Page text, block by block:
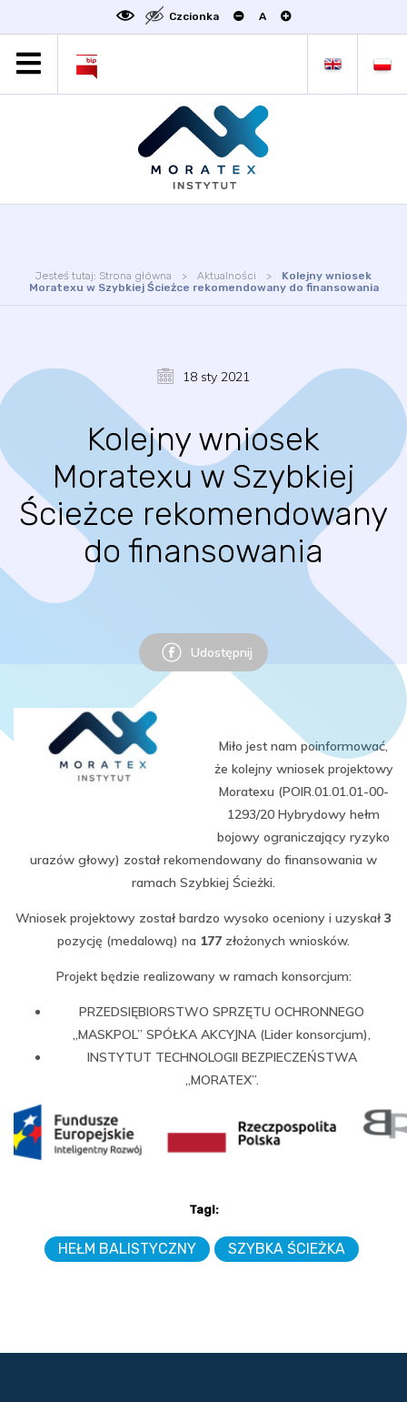
Czcionka A
SCIENCE4BUSINESS
Jesteś tutaj: Strona główna Aktualności
Kolejny wniosek
Moratexu w Szybkiej Ścieżce rekomendowany do finansowania
18 sty 2021
Kolejny wniosek
Moratexu w Szybkiej
Ścieżce rekomendowany
do finansowania
Udostępnij
Miło jest nam poinformować,
że kolejny wniosek projektowy
Moratexu (POIR.01.01.01-00-
1293/20 Hybrydowy hełm
bojowy ograniczający ryzyko
urazów głowy) został rekomendowany do finansowania w
ramach Szybkiej Ścieżki.
Wniosek projektowy został bardzo wysoko oceniony i uzyskał3
pozycję (medalową) na 177 złożonych wniosków.
Projekt będzie realizowany w ramach konsorcjum:
PRZEDSIĘBIORSTWO SPRZĘTU OCHRONNEGO
„MASKPOL” SPÓŁKA AKCYJNA (Lider konsorcjum),
INSTYTUT TECHNOLOGII BEZPIECZEŃSTWA
„MORATEX”.
Tagi:
HEŁM BALISTYCZNY SZYBKA ŚCIEŻKA